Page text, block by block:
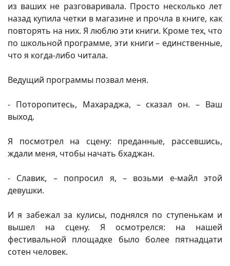
из ваших не разговаривала. Просто несколько лет
назад купила четки в магазине и прочла в книге, как
повторять на них. Я люблю эти книги. Кроме тех, что
по школьной программе, эти книги – единственные,
что я когда-либо читала.
Ведущий программы позвал меня.
- Поторопитесь, Махараджа, – сказал он. – Ваш
выход.
Я посмотрел на сцену: преданные, рассевшись,
ждали меня, чтобы начать бхаджан.
- Славик, – попросил я, – возьми e-майл этой
девушки.
И я забежал за кулисы, поднялся по ступенькам и
вышел на сцену. Я осмотрелся: на нашей
фестивальной площадке было более пятнадцати
сотен человек.